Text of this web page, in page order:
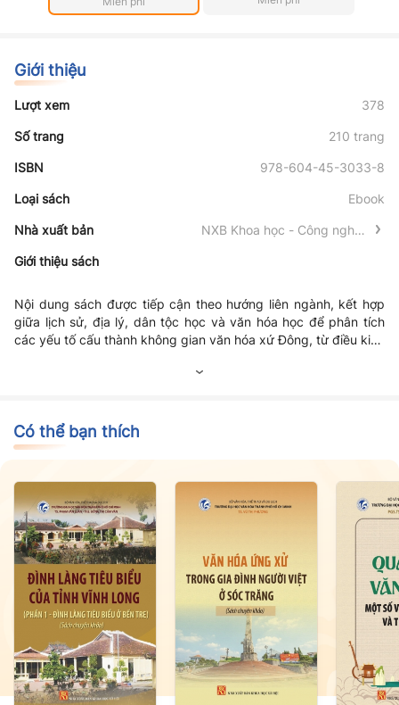
Giới thiệu
Lượt xem 378
Số trang 210 trang
ISBN 978-604-45-3033-8
Loại sách Ebook
Nhà xuất bản
NXB Khoa học - Công nghệ -
Giới thiệu sách
Nội dung sách được tiếp cận theo hướng liên ngành, kết hợp
giữa lịch sử, địa lý, dân tộc học và văn hóa học để phân tích
các yếu tố cấu thành không gian văn hóa xứ Đông, từ điều kiện
ngưỡng, lễ hội, phong tục tập quán, nghề thủ công truyền
dân tộc cũng như những đóng góp của vùng đất này đối với
nền văn minh sông Hồng.
Có thể bạn thích